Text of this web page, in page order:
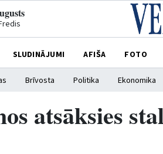
SLUDINĀJUMI AFIŠA FOTO
Brīvosta Politika Ekonomika
atsāksies